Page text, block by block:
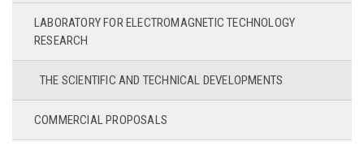
LABORATORY FOR ELECTROMAGNETIC TECHNOLOGY
RESEARCH
THE SCIENTIFIC AND TECHNICAL DEVELOPMENTS
COMMERCIAL PROPOSALS